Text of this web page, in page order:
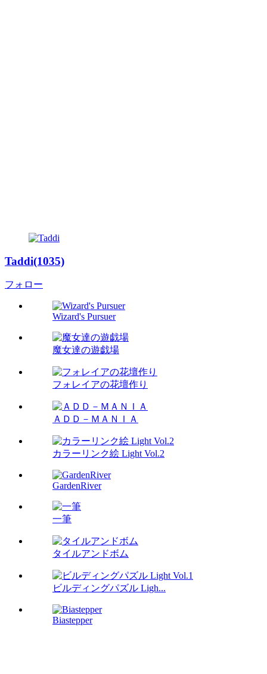
Taddi(1035)
フォロー
Wizard's Pursuer
魔女達の遊戯場
フォレイアの花壇作り
ＡＤＤ－ＭＡＮＩＡ
カラーリンク絵 Light Vol.2
GardenRiver
一筆
タイルアンドボム
ビルディングパズル Ligh...
Biastepper